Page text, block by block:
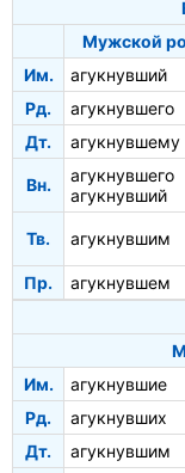
Мужской
Им.
агукнувший
Рд.
агукнувшего
Дт.
агукнувшему
Вн.
агукнувшего
агукнувший
Тв. агукнувшим
Пр. агукнувшем
Им.
агукнувшие
Рд.
агукнувших
Дт.
агукнувшим